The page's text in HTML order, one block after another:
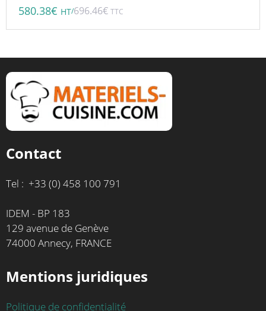
580.38€ HT/696.46€ TTC
Contact
Tel : +33 (0) 458 100 791
IDEM - BP 183
129 avenue de Genève
74000 Annecy, FRANCE
Mentions juridiques
Politique de confidentialité